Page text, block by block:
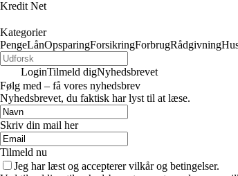
Kredit Net
Kategorier
PengeLånOpsparingForsikringForbrugRådgivning
LoginTilmeld digNyhedsbrevet
Følg med – få vores nyhedsbrev
Nyhedsbrevet, du faktisk har lyst til at læse.
Skriv din mail her
Tilmeld nu
Jeg har læst og accepterer vilkår og betingelser.